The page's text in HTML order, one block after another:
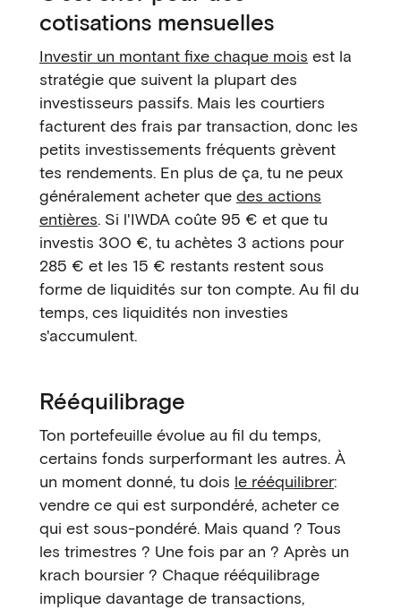
cotisations mensuelles
Investir un montant fixe chaque mois est la
stratégie que suivent la plupart des
investisseurs passifs. Mais les courtiers
facturent des frais par transaction, donc les
petits investissements fréquents grèvent
tes rendements. En plus de ça, tu ne peux
généralement acheter que des actions
entières. Si l'IWDA coûte 95 € et que tu
investis 300 €, tu achètes 3 actions pour
285 € et les 15 € restants restent sous
forme de liquidités sur ton compte. Au fil du
temps, ces liquidités non investies
s'accumulent.
Rééquilibrage
Ton portefeuille évolue au fil du temps,
certains fonds surperformant les autres. À
un moment donné, tu dois le rééquilibrer:
vendre ce qui est surpondéré, acheter ce
qui est sous-pondéré. Mais quand ? Tous
les trimestres ? Une fois par an ? Après un
krach boursier ? Chaque rééquilibrage
implique davantage de transactions,